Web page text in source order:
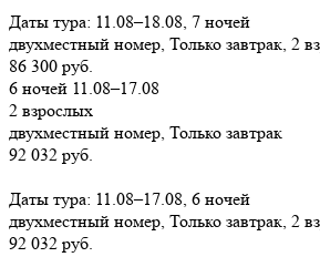
Даты тура: 11.08–18.08, 7 ночей
двухместный номер, Только завтрак, 2
86 300 руб.
6 ночей 11.08–17.08
2 взрослых
двухместный номер, Только завтрак
92 032 руб.
Даты тура: 11.08–17.08, 6 ночей
двухместный номер, Только завтрак, 2
92 032 руб.